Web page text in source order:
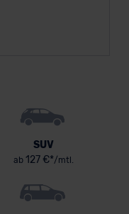
SUV
ab 127 €*/mtl.